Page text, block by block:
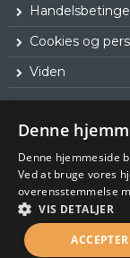
Cookies og
Viden
Denne
Denne hjemmeside
Ved at bruge vores
overensstemmelse
VIS DETALJER